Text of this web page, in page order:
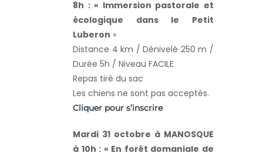
8h : « Immersion pastorale et
écologique dans le Petit
Luberon »
Distance 4 km / Dénivelé 250 m /
Durée 5h / Niveau FACILE
Repas tiré du sac
Les chiens ne sont pas acceptés.
Cliquer pour s’inscrire
Mardi 31 octobre à MANOSQUE
à 10h : « En forêt domaniale de